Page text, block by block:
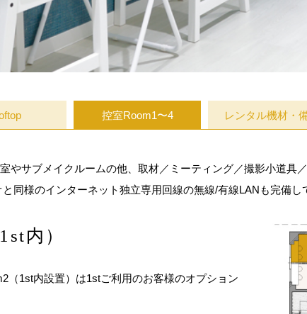
控室Room1〜4 レンタル機材・
やサブメイクルームの他、取材／ミーティング／撮影小道
同様のインターネット独立専用回線の無線/有線LANも完備し
内）
（1st内設置）は1stご利用のお客様のオプション